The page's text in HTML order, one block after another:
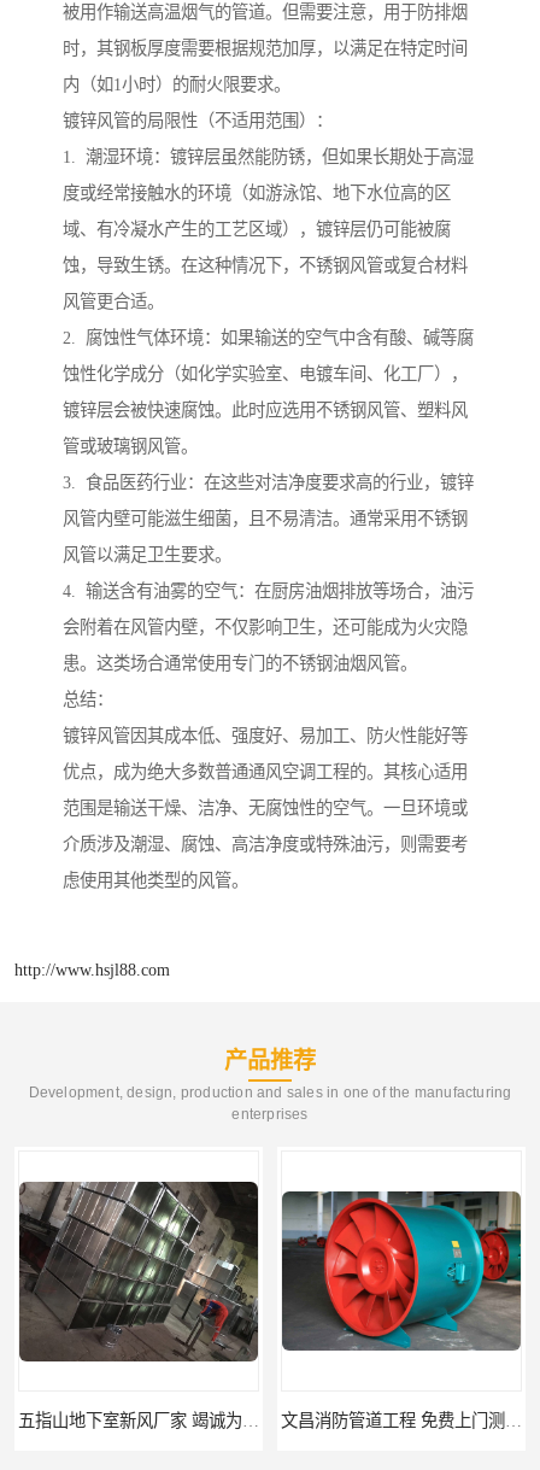
被用作输送高温烟气的管道。但需要注意，用于防排烟
时，其钢板厚度需要根据规范加厚，以满足在特定时间
内（如1小时）的耐火限要求。
镀锌风管的局限性（不适用范围）：
1. 潮湿环境：镀锌层虽然能防锈，但如果长期处于高湿
度或经常接触水的环境（如游泳馆、地下水位高的区
域、有冷凝水产生的工艺区域），镀锌层仍可能被腐
蚀，导致生锈。在这种情况下，不锈钢风管或复合材料
风管更合适。
2. 腐蚀性气体环境：如果输送的空气中含有酸、碱等腐
蚀性化学成分（如化学实验室、电镀车间、化工厂），
镀锌层会被快速腐蚀。此时应选用不锈钢风管、塑料风
管或玻璃钢风管。
3. 食品医药行业：在这些对洁净度要求高的行业，镀锌
风管内壁可能滋生细菌，且不易清洁。通常采用不锈钢
风管以满足卫生要求。
4. 输送含有油雾的空气：在厨房油烟排放等场合，油污
会附着在风管内壁，不仅影响卫生，还可能成为火灾隐
患。这类场合通常使用专门的不锈钢油烟风管。
总结：
镀锌风管因其成本低、强度好、易加工、防火性能好等
优点，成为绝大多数普通通风空调工程的。其核心适用
范围是输送干燥、洁净、无腐蚀性的空气。一旦环境或
介质涉及潮湿、腐蚀、高洁净度或特殊油污，则需要考
虑使用其他类型的风管。
http://www.hsjl88.com
产品推荐
Development, design, production and sales in one of the manufacturing
enterprises
五指山地下室新风厂家 竭诚为您服务 文昌消防管道工程 免费上门测量设计